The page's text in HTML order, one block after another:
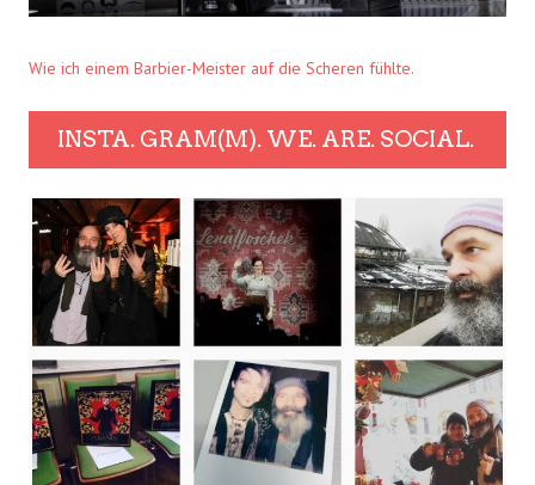
Wie ich einem Barbier-Meister auf die Scheren fühlte.
INSTA. GRAM(M). WE. ARE. SOCIAL.